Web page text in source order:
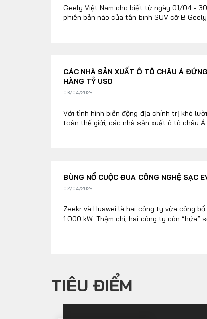
Geely Việt Nam cho biết từ ngày 01/04 -
phiên bản nào của tân binh SUV cỡ B
CÁC NHÀ SẢN XUẤT Ô TÔ CHÂU Á
HÀNG TỶ USD
03/04/2025
Với tình hình biến động địa chính trị khó
toàn thế giới, các nhà sản xuất ô tô châu Á
BÙNG NỔ CUỘC ĐUA CÔNG NGHỆ SẠC
02/04/2025
Zeekr và Huawei là hai công ty vừa công
1.000 kW. Thậm chí, hai công ty còn “hứa”
TIÊU ĐIỂM